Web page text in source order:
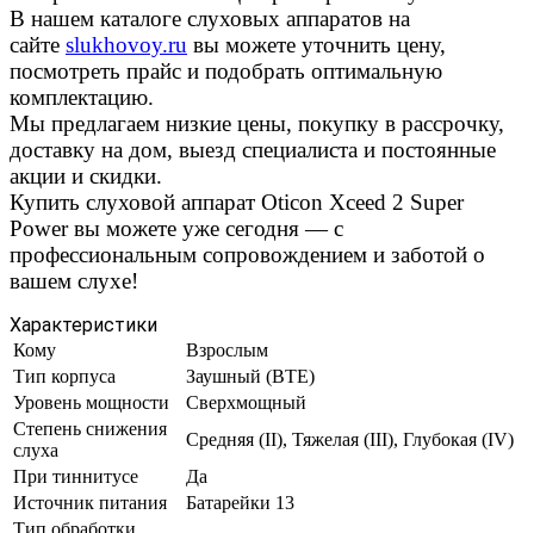
В нашем каталоге слуховых аппаратов на
сайте slukhovoy.ru вы можете уточнить цену,
посмотреть прайс и подобрать оптимальную
комплектацию.
Мы предлагаем низкие цены, покупку в рассрочку,
доставку на дом, выезд специалиста и постоянные
акции и скидки.
Купить слуховой аппарат Oticon Xceed 2 Super
Power вы можете уже сегодня — с
профессиональным сопровождением и заботой о
вашем слухе!
Характеристики
Кому
Взрослым
Тип корпуса
Заушный (BTE)
Уровень мощности
Сверхмощный
Степень снижения
слуха
Средняя (II), Тяжелая (III), Глубокая (IV)
При тиннитусе
Да
Источник питания
Батарейки 13
Тип обработки